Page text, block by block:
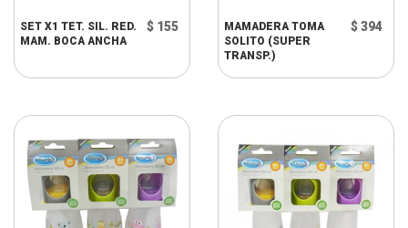
SET X1 TET. SIL. RED.
MAM. BOCA ANCHA
$ 155
MAMADERA TOMA
SOLITO (SUPER
TRANSP.)
$ 394